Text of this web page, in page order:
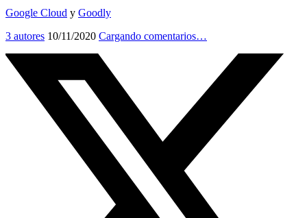
Google Cloud y Goodly
3 autores 10/11/2020 Cargando comentarios…